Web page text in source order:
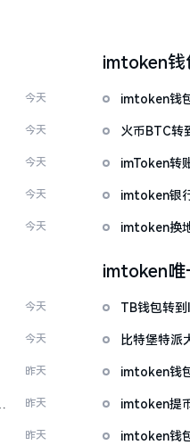
今天
今天
今天
今天
今天
imtoken钱
imtoken钱
火币BTC转
imToken转
imtoken银
imtoken换
今天
今天
昨天
昨天
昨天
imtoken唯
TB钱包转
比特堡特派
imtoken钱
imtoken提
imtoken钱